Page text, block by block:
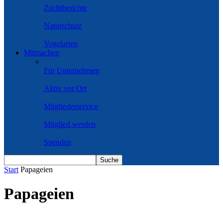
Zuchtberichte
Naturschutz
Vogelarten
Mitmachen
Für Unternehmen
Aktiv vor Ort
Mitgliederservice
Mitglied werden
Spenden
Start Papageien
Papageien